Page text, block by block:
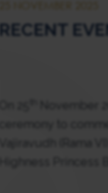
RECENT